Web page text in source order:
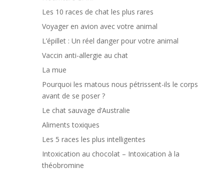
Les 10 races de chat les plus rares
Voyager en avion avec votre animal
L’épillet : Un réel danger pour votre animal
Vaccin anti-allergie au chat
La mue
Pourquoi les matous nous pétrissent-ils le corps
avant de se poser ?
Le chat sauvage d’Australie
Aliments toxiques
Les 5 races les plus intelligentes
Intoxication au chocolat – Intoxication à la
théobromine